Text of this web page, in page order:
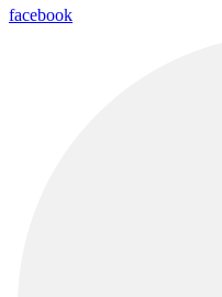
facebook